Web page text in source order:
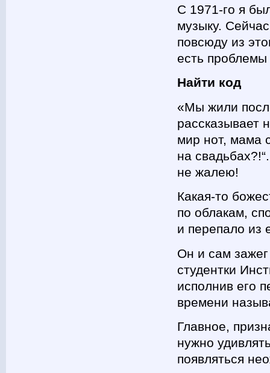
С 1971-го я
музыку.
повсюду из
есть
Найти код
«Мы жили
рассказывает
мир нот, мама
на
не жалею!
Какая-то
по облакам,
и перепало из
Он и сам
студентки
исполнив его
времени
Главное,
нужно
появляться